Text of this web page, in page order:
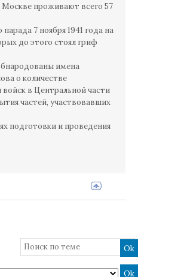
Москве проживают всего 57
7 ноября 1941 года на
до этого стоял гриф
имена
о количестве
в Центральной части
частей, участвовавших
подготовки и проведения